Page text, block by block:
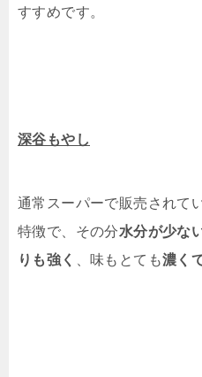
すすめです。
深谷もやし
通常スーパーで販売されて
特徴で、その分水分が少な
りも強く
、味もとても濃く